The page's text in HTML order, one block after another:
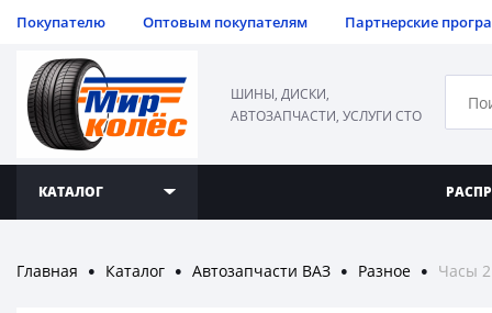
Покупателю Оптовым покупателям Партнерские
ШИНЫ, ДИСКИ,
АВТОЗАПЧАСТИ, УСЛУГИ СТО
КАТАЛОГ
Главная ● Каталог ● Автозапчасти ВАЗ ● Разное ● Часы